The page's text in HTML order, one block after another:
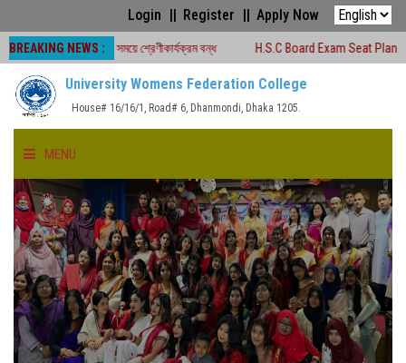
Login Register Apply Now
BREAKING NEWS :
চলাকালীন সময়ে শ্রেণীকার্যক্রম বন্ধ H.S.C Board Exam Seat Plan ( TEJGAON
University Womens Federation College
House# 16/16/1, Road# 6, Dhanmondi, Dhaka 1205.
MENU
HOME
ABOUT US
FACULTIES
ACADEMICS